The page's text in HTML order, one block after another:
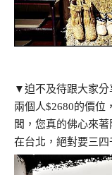
▼迫不及待跟大家分
兩個人$2680的價
闆，您真的佛心來
在台北，絕對要三